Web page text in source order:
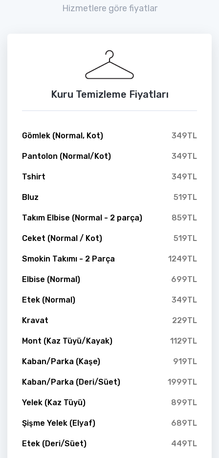
Hizmetlere göre fiyatlar
Kuru Temizleme Fiyatları
Gömlek (Normal, Kot) 349TL
Pantolon (Normal/Kot) 349TL
Tshirt 349TL
Bluz 519TL
Takım Elbise (Normal - 2 parça) 859TL
Ceket (Normal / Kot) 519TL
Smokin Takımı - 2 Parça 1249TL
Elbise (Normal) 699TL
Etek (Normal) 349TL
Kravat 229TL
Mont (Kaz Tüyü/Kayak) 1129TL
Kaban/Parka (Kaşe) 919TL
Kaban/Parka (Deri/Süet) 1999TL
Yelek (Kaz Tüyü) 899TL
Şişme Yelek (Elyaf) 689TL
Etek (Deri/Süet) 449TL